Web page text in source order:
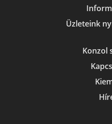
Üzleteink
Konzol